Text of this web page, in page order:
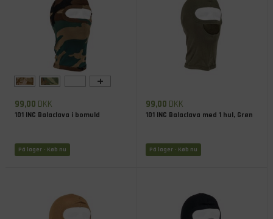
+
99,00 DKK
101 INC Balaclava i bomuld
På lager - Køb nu
99,00 DKK
101 INC Balaclava med 1 hul, Grøn
På lager - Køb nu